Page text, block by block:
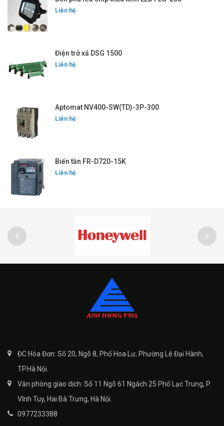
Liên hệ
Điện trở xả DSG 1500
Liên hệ
Aptomat NV400-SW(TD)-3P-300
Liên hệ
Biến tần FR-D720-15K
Liên hệ
ĐC Hóa Đơn: Số 20, Ngõ 8, Phố Hoa Lư, Phường Lê Đại Hành,
TP.Hà Nội.
Văn phòng giao dịch: Số 11 Ngõ 61 Ngách 25 Phố Lạc Trung, P.
Vĩnh Tuy, Hai Bà Trưng, Hà Nội.
0977233388